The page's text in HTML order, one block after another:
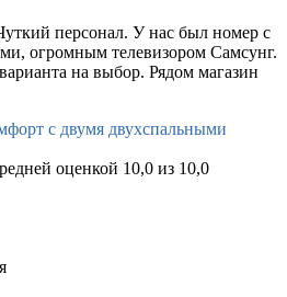
персонал. У нас был номер с
огромным телевизором Самсунг.
на выбор. Рядом магазин
с двумя двухспальными
оценкой 10,0 из 10,0